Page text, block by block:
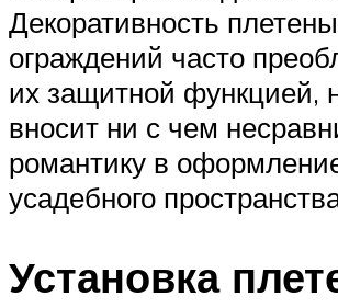
Декоративность
ограждений часто
их защитной функцией,
вносит ни с чем
романтику в
усадебного
Установка